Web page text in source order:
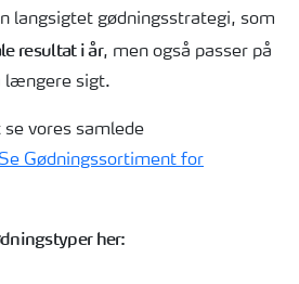
langsigtet gødningsstrategi, som
resultat i år, men også passer på
længere sigt.
vores samlede
Se Gødningssortiment for
her: